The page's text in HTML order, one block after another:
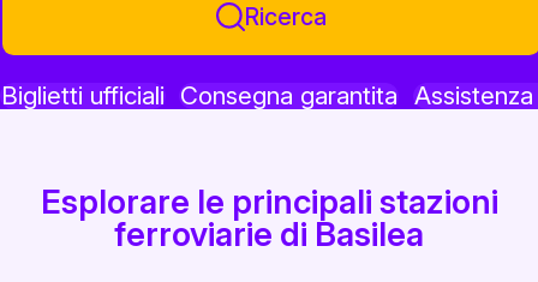
Ricerca
Biglietti ufficiali Consegna garantita
Esplorare le principali stazioni
ferroviarie di Basilea